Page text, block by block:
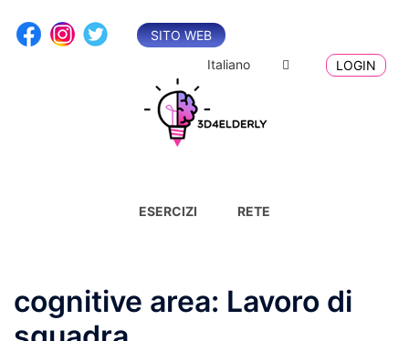
SITO WEB
Italiano
LOGIN
ESERCIZI RETE
cognitive area: Lavoro di